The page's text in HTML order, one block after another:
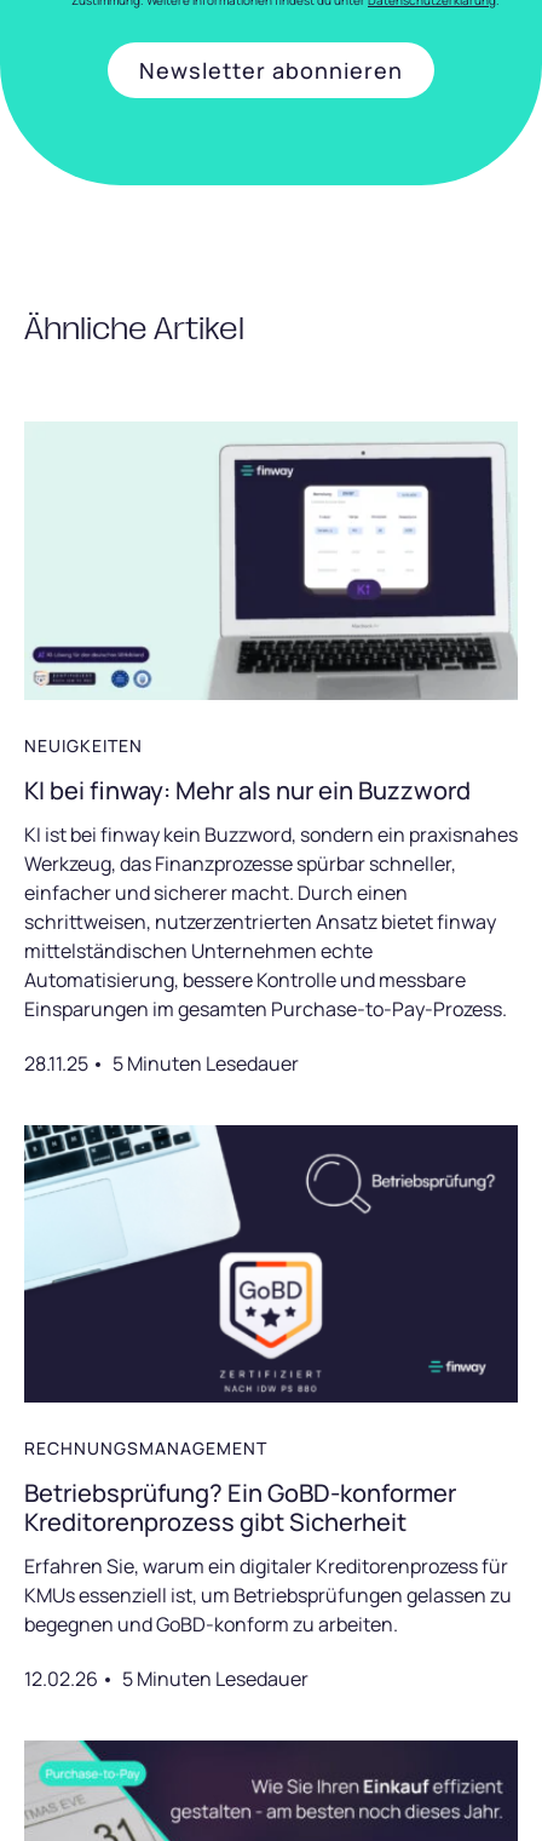
Ähnliche Artikel
NEUIGKEITEN
KI bei finway: Mehr als nur ein Buzzword
KI ist bei finway kein Buzzword, sondern ein praxisnahes
Werkzeug, das Finanzprozesse spürbar schneller,
einfacher und sicherer macht. Durch einen
schrittweisen, nutzerzentrierten Ansatz bietet finway
mittelständischen Unternehmen echte
Automatisierung, bessere Kontrolle und messbare
Einsparungen im gesamten Purchase-to-Pay-Prozess.
28.11.25 5 Minuten Lesedauer
RECHNUNGSMANAGEMENT
Betriebsprüfung? Ein GoBD-konformer
Kreditorenprozess gibt Sicherheit
Erfahren Sie, warum ein digitaler Kreditorenprozess für
KMUs essenziell ist, um Betriebsprüfungen gelassen zu
begegnen und GoBD-konform zu arbeiten.
12.02.26 5 Minuten Lesedauer